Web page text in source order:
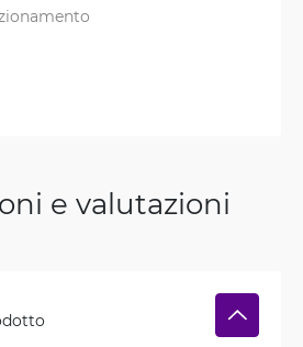
e valutazioni